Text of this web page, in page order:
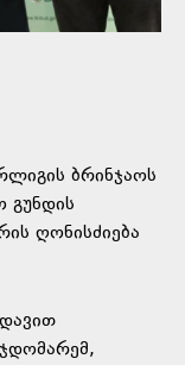
ბრინჯაოს
ღონისძიება